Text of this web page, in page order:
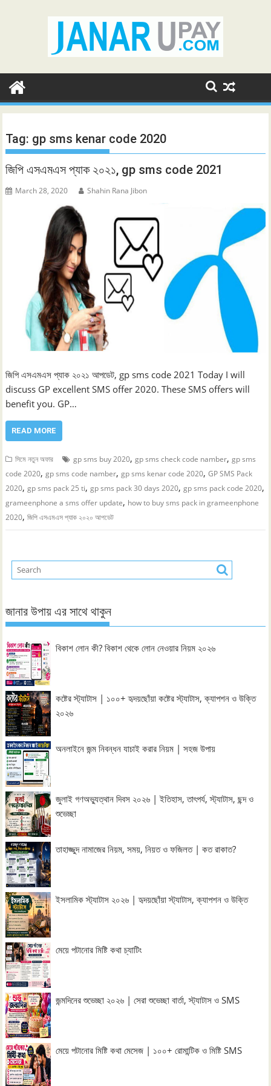
Tag: gp sms kenar code 2020
জিপি এসএমএস প্যাক ২০২১, gp sms code 2021
March 28, 2020 Shahin Rana Jibon
জিপি এসএমএস প্যাক ২০২১ আপডেট, gp sms code 2021 Today I will
discuss GP excellent SMS offer 2020. These SMS offers will
benefit you. GP…
READ MORE
সিমে নতুন ‍অফার gp sms buy 2020,gp sms check code namber,gp sms
code 2020,gp sms code namber,gp sms kenar code 2020,GP SMS Pack
2020,gp sms pack 25 ti,gp sms pack 30 days 2020,gp sms pack code 2020,
grameenphone a sms offer update, how to buy sms pack in grameenphone
2020,জিপি এসএমএস প্যাক ২০২০ আপডেট
জানার উপায় এর সাথে থাকুন
বিকাশ লোন কী? বিকাশ থেকে লোন নেওয়ার নিয়ম ২০২৬
কষ্টের স্ট্যাটাস | ১০০+ হৃদয়ছোঁয়া কষ্টের স্ট্যাটাস, ক্যাপশন ও উক্তি
২০২৬
অনলাইনে জন্ম নিবন্ধন যাচাই করার নিয়ম | সহজ উপায়
জুলাই গণঅভ্যুত্থান দিবস ২০২৬ | ইতিহাস, তাৎপর্য, স্ট্যাটাস, ছন্দ ও
শুভেচ্ছা
তাহাজ্জুদ নামাজের নিয়ম, সময়, নিয়ত ও ফজিলত | কত রাকাত?
ইসলামিক স্ট্যাটাস ২০২৬ | হৃদয়ছোঁয়া স্ট্যাটাস, ক্যাপশন ও উক্তি
মেয়ে পটানোর মিষ্টি কথা চ্যাটিং
জন্মদিনের শুভেচ্ছা ২০২৬ | সেরা শুভেচ্ছা বার্তা, স্ট্যাটাস ও SMS
মেয়ে পটানোর মিষ্টি কথা মেসেজ | ১০০+ রোমান্টিক ও মিষ্টি SMS